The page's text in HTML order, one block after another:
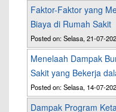
Faktor-Faktor yang
Biaya di Rumah Sakit
Posted on: Selasa, 21-07-
Menelaah Dampak
Sakit yang Bekerja
Posted on: Selasa, 14-07-
Dampak Program